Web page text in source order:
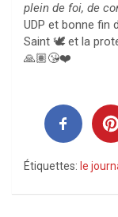
plein de foi, de
UDP et bonne fin
Saint 🕊️ et la
🙏🏽😘❤️
Étiquettes: le